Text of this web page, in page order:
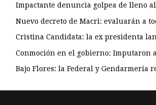
Impactante denuncia golpea de lleno
Nuevo decreto de Macri: evaluarán a
Cristina Candidata: la ex presidenta
Conmoción en el gobierno: Imputaron
Bajo Flores: la Federal y Gendarmería